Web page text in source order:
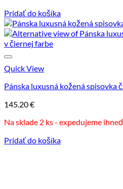
Pridať do košíka
Quick View
Pánska luxusná kožená spisovka
145.20€
Na sklade 2 ks - expedujeme ihneď
Pridať do košíka